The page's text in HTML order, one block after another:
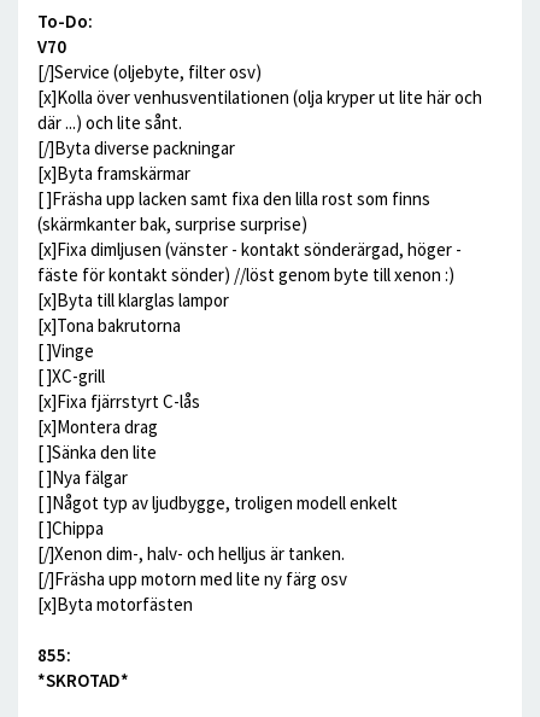
To-Do:
V70
[/]Service (oljebyte, filter osv)
[x]Kolla över venhusventilationen (olja kryper ut lite här och
där ...) och lite sånt.
[/]Byta diverse packningar
[x]Byta framskärmar
[ ]Fräsha upp lacken samt fixa den lilla rost som finns
(skärmkanter bak, surprise surprise)
[x]Fixa dimljusen (vänster - kontakt sönderärgad, höger -
fäste för kontakt sönder) //löst genom byte till xenon :)
[x]Byta till klarglas lampor
[x]Tona bakrutorna
[ ]Vinge
[ ]XC-grill
[x]Fixa fjärrstyrt C-lås
[x]Montera drag
[ ]Sänka den lite
[ ]Nya fälgar
[ ]Något typ av ljudbygge, troligen modell enkelt
[ ]Chippa
[/]Xenon dim-, halv- och helljus är tanken.
[/]Fräsha upp motorn med lite ny färg osv
[x]Byta motorfästen
855:
*SKROTAD*